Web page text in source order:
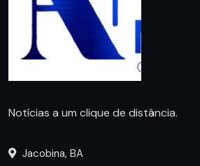
Notícias a um clique de distância.
Jacobina, BA